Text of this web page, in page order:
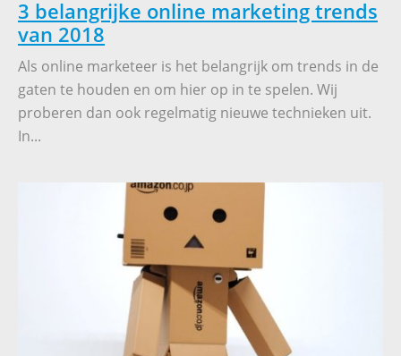
3 belangrijke online marketing trends
van 2018
Als online marketeer is het belangrijk om trends in de
gaten te houden en om hier op in te spelen. Wij
proberen dan ook regelmatig nieuwe technieken uit.
In...